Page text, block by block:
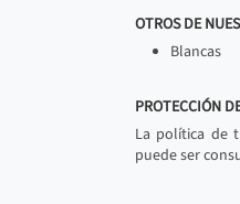
OTROS DE
Blancas
PROTECCIÓN
La política de
puede ser